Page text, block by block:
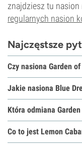
znajdziesz tu
regularnych nasion
Najczęstsze
Czy nasiona Garden
Jakie nasiona Blue
Która odmiana
Co to jest Lemon